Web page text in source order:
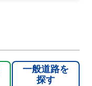
一般道路を
探す